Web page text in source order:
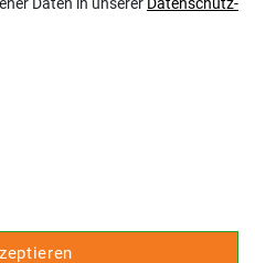
KG
Tel. 0221-9543096
Daten in unserer Daten­schutz­